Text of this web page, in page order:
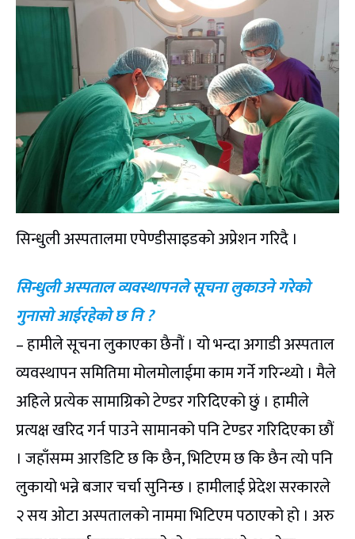
सिन्धुली अस्पतालमा एपेण्डीसाइडकाे अप्रेशन गरिदै ।
सिन्धुली अस्पताल व्यवस्थापनले सूचना लुकाउने गरेको
गुनासो आईरहेको छ नि ?
– हामीले सूचना लुकाएका छैनौं । यो भन्दा अगाडी अस्पताल
व्यवस्थापन समितिमा मोलमोलाईमा काम गर्ने गरिन्थ्यो । मैले
अहिले प्रत्येक सामाग्रिको टेण्डर गरिदिएको छुं । हामीले
प्रत्यक्ष खरिद गर्न पाउने सामानको पनि टेण्डर गरिदिएका छौं
। जहाँसम्म आरडिटि छ कि छैन, भिटिएम छ कि छैन त्यो पनि
लुकायो भन्ने बजार चर्चा सुनिन्छ । हामीलाई प्रेदेश सरकारले
२ सय ओटा अस्पतालको नाममा भिटिएम पठाएको हो । अरु